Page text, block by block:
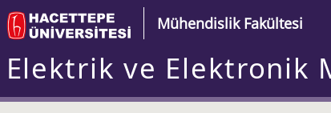
Mühendislik Fakültesi
Elektrik ve Elektronik